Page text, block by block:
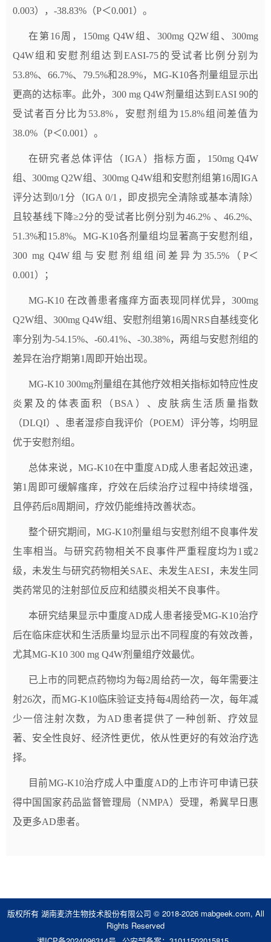
0.003），-38.83%（P＜0.001）。
在第16周，150mg Q4W组、300mg Q2W组、300mg
Q4W组和安慰剂组达到EASI-75的受试者比例分别为
53.8%、66.7%、79.5%和28.9%，MG-K10各剂量组显示出
更高的达标率。此外，300 mg Q4W剂量组达到EASI 90的
受试者百分比为53.8%，安慰剂组为15.8%组间差值为
38.0%（P＜0.001）。
在研究者总体评估（IGA）指标方面，150mg Q4W
组、300mg Q2W组、300mg Q4W组和安慰剂组第16周IGA
评分达到0/1分（IGA 0/1，即皮损完全清除或基本清除）
且较基线下降≥2分的受试者比例分别为46.2% 、46.2%、
51.3%和15.8%。MG-K10各剂量组均显著高于安慰剂组，
300 mg Q4W组与安慰剂组组间差异为35.5%（P＜
0.001）；
MG-K10 在改善患者瘙痒方面表现同样优异，300mg
Q2W组、300mg Q4W组、安慰剂组第16周NRS自基线变化
率分别为-54.15%、-60.41%、-30.38%，两组与安慰剂组的
差异在治疗期第1周即开始出现。
MG-K10 300mg剂量组在其他疗效相关指标如特应性皮
炎累及的体表面积（BSA）、皮肤病生活质量指数
（DLQI）、患者湿疹自我评价（POEM）评分等，均明显
优于安慰剂组。
总体来说，MG-K10在中重度AD成人患者起效迅速，
第1周即可缓解瘙痒，疗效在后续治疗过程中持续增强，
且停药后8周期间，疗效仍能维持改善状态。
整个研究期间，MG-K10剂量组与安慰剂组不良事件发
生率相当。与研究药物相关不良事件严重程度均为1或2
级，未发生与研究药物相关SAE、未发生AESI，未发生同
类药常见的注射部位反应和结膜炎相关不良事件。
本研究结果显示中重度AD成人患者接受MG-K10治疗
后在临床症状和生活质量均显示出不同程度的有效改善，
尤其MG-K10 300 mg Q4W剂量组疗效最优。
已上市的同靶点药物均为每2周给药一次，每年需要注
射26次，而MG-K10临床验证支持每4周给药一次，每年减
少一倍注射次数，为AD患者提供了一种创新、疗效显
著、安全性良好、经济性更优，依从性更好的有效治疗选
择。
目前MG-K10治疗成人中重度AD的上市许可申请已获
得中国国家药品监督管理局（NMPA）受理，希冀早日惠
及更多AD患者。
版权所有 湖南麦济生物技术股份有限公司 © 2018-2026 mabgeek.com, All
Rights Reserved